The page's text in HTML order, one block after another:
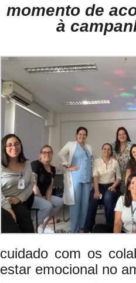
momento de
à
cuidado com os
estar emocional no